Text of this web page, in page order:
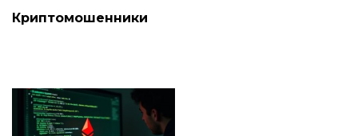
Криптомошенники